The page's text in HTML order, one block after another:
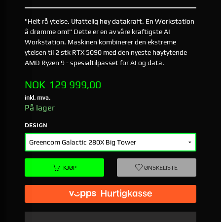
"Helt rå ytelse. Ufattelig høy datakraft. En Workstation
å drømme om!" Dette er en av våre kraftigste AI
Workstation. Maskinen kombinerer den ekstreme
ytelsen til 2 stk RTX 5090 med den nyeste høytytende
AMD Ryzen 9 - spesialtilpasset for AI og data.
Pris
NOK 129 999,00
inkl. mva.
På lager
DESIGN
KJØP ØNSKELISTE